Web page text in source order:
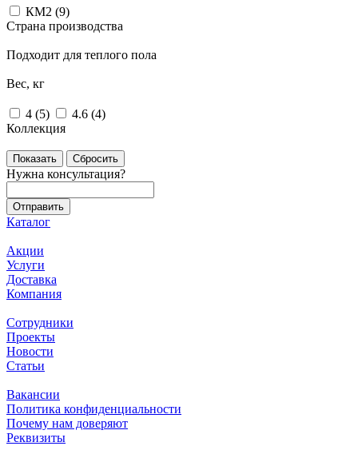
КМ2 (9)
Страна производства
Подходит для теплого пола
Вес, кг
4 (5) 4.6 (4)
Коллекция
Сбросить
Нужна консультация?
Каталог
Акции
Услуги
Доставка
Компания
Сотрудники
Проекты
Новости
Статьи
Вакансии
Политика конфиденциальности
Почему нам доверяют
Реквизиты